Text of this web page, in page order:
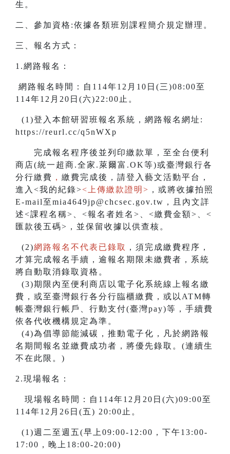
生。
二、參加資格:依據各類班別課程簡介規定辦理。
三、報名方式：
1.網路報名：
網路報名時間：自114年12月10日(三)08:00至
114年12月20日(六)22:00止。
(1)登入本館研習班報名系統，網路報名網址:
https://reurl.cc/q5nWXp
完成報名程序後並列印繳款單，至全台便利
商店(統一超商.全家.萊爾富.OK等)或臺灣銀行各
分行繳費 ， 繳費完成後，請登入藝文活動平台，
進入<我的紀錄><上傳繳款證明> ，或將收據拍照
E-mail至mia4649jp@chcsec.gov.tw，且內文詳
述<課程名稱>、<報名者姓名>、<繳費金額>、<
匯款後五碼>，並保留收據以供查核。
(2)網路報名不代表已錄取
，須完成繳費程序，
才算完成報名手續，逾報名期限未繳費者，系統
將自動取消錄取資格。
(3)期限內至便利商店以電子化系統線上報名繳
費，或至臺灣銀行各分行臨櫃繳費，或以ATM轉
帳臺灣銀行帳戶、行動支付(臺灣pay)等，手續費
依各代收機構規定為準。
(4)為倡導節能減碳，推動電子化，凡於網路報
名期間報名並繳費成功者，將優先錄取。(連續生
不在此限。)
2.現場報名：
現場報名時間：自114年12月20日(六)09:00至
114年12月26日(五) 20:00止。
(1)週二至週五(早上09:00-12:00，下午13:00-
17:00，晚上18:00-20:00)